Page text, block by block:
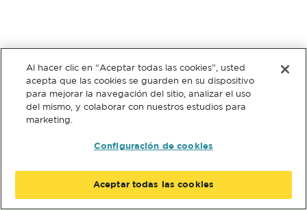
Al hacer clic en “Aceptar todas las cookies”, usted
acepta que las cookies se guarden en su dispositivo
para mejorar la navegación del sitio, analizar el uso
del mismo, y colaborar con nuestros estudios para
marketing.
Configuración de cookies
Aceptar todas las cookies